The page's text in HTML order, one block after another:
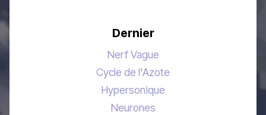
Dernier
Nerf Vague
Cycle de l'Azote
Hypersonique
Neurones